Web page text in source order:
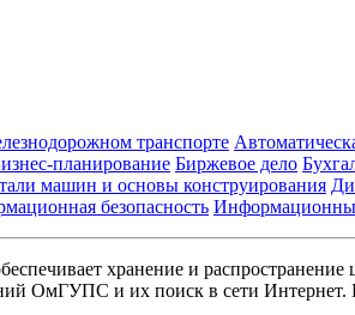
транспорте
планирование Биржевое дело
машин и основы конструирования
безопасность
хранение и
ОмГУПС и их поиск в сети